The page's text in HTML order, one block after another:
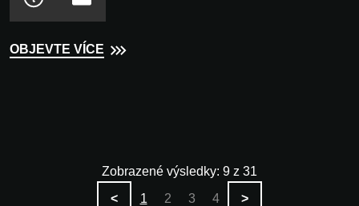
OBJEVTE VÍCE
Zobrazené výsledky: 9 z 31
<
1 2 3 4 >